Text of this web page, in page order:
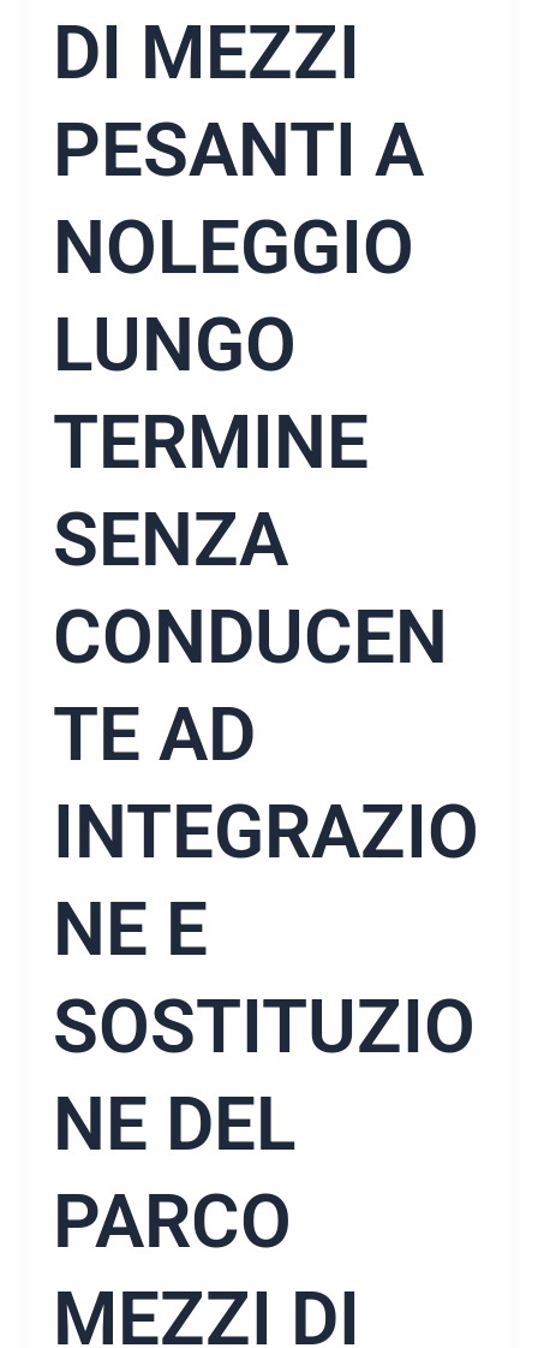
DI MEZZI
PESANTI A
NOLEGGIO
LUNGO
TERMINE
SENZA
CONDUCEN
TE AD
INTEGRAZIO
NE E
SOSTITUZIO
NE DEL
PARCO
MEZZI DI